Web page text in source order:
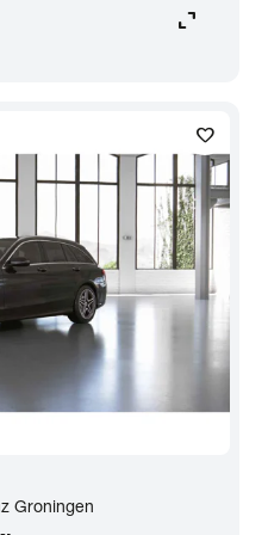
expand_content
favorite
Groningen